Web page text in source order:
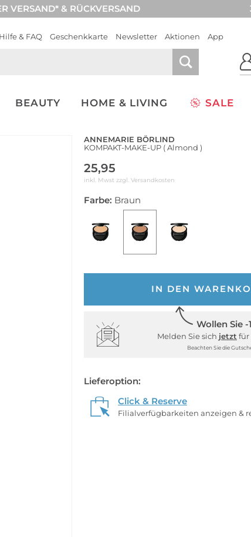
VERSAND* & RÜCKVERSAND
Hilfe & FAQ Geschenkkarte Newsletter Aktionen App
BEAUTY HOME & LIVING SALE
ANNEMARIE BÖRLIND
KOMPAKT-MAKE-UP ( Almond )
25,95
inkl. Mwst zzgl. Versandkosten
Farbe: Braun
IN DEN
Wollen Sie -
Melden Sie sich jetzt für
Beachten Sie die
Lieferoption:
Click & Reserve
Filialverfügbarkeiten anzeigen &